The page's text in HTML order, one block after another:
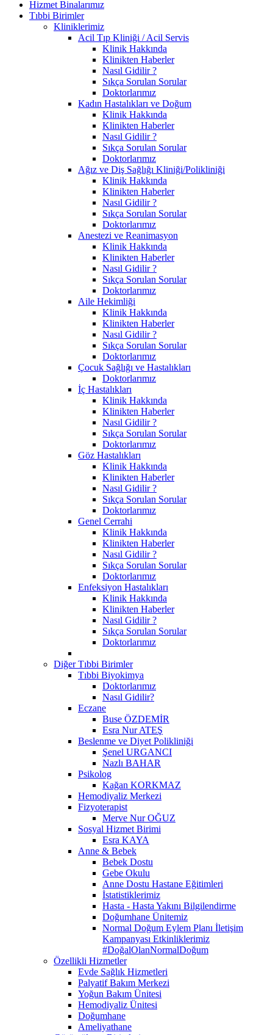
Hizmet Binalarımız
Tıbbi Birimler
Kliniklerimiz
Acil Tıp Kliniği / Acil Servis
Klinik Hakkında
Klinikten Haberler
Nasıl Gidilir ?
Sıkça Sorulan Sorular
Doktorlarımız
Kadın Hastalıkları ve Doğum
Klinik Hakkında
Klinikten Haberler
Nasıl Gidilir ?
Sıkça Sorulan Sorular
Doktorlarımız
Ağız ve Diş Sağlığı Kliniği/Polikliniği
Klinik Hakkında
Klinikten Haberler
Nasıl Gidilir ?
Sıkça Sorulan Sorular
Doktorlarımız
Anestezi ve Reanimasyon
Klinik Hakkında
Klinikten Haberler
Nasıl Gidilir ?
Sıkça Sorulan Sorular
Doktorlarımız
Aile Hekimliği
Klinik Hakkında
Klinikten Haberler
Nasıl Gidilir ?
Sıkça Sorulan Sorular
Doktorlarımız
Çocuk Sağlığı ve Hastalıkları
Doktorlarımız
İç Hastalıkları
Klinik Hakkında
Klinikten Haberler
Nasıl Gidilir ?
Sıkça Sorulan Sorular
Doktorlarımız
Göz Hastalıkları
Klinik Hakkında
Klinikten Haberler
Nasıl Gidilir ?
Sıkça Sorulan Sorular
Doktorlarımız
Genel Cerrahi
Klinik Hakkında
Klinikten Haberler
Nasıl Gidilir ?
Sıkça Sorulan Sorular
Doktorlarımız
Enfeksiyon Hastalıkları
Klinik Hakkında
Klinikten Haberler
Nasıl Gidilir ?
Sıkça Sorulan Sorular
Doktorlarımız
Diğer Tıbbi Birimler
Tıbbi Biyokimya
Doktorlarımız
Nasıl Gidilir?
Eczane
Buse ÖZDEMİR
Esra Nur ATEŞ
Beslenme ve Diyet Polikliniği
Şenel URGANCI
Nazlı BAHAR
Psikolog
Kağan KORKMAZ
Hemodiyaliz Merkezi
Fizyoterapist
Merve Nur OĞUZ
Sosyal Hizmet Birimi
Esra KAYA
Anne & Bebek
Bebek Dostu
Gebe Okulu
Anne Dostu Hastane Eğitimleri
İstatistiklerimiz
Hasta - Hasta Yakını Bilgilendirme
Doğumhane Ünitemiz
Normal Doğum Eylem Planı İletişim
Kampanyası Etkinliklerimiz
#DoğalOlanNormalDoğum
Özellikli Hizmetler
Evde Sağlık Hizmetleri
Palyatif Bakım Merkezi
Yoğun Bakım Ünitesi
Hemodiyaliz Ünitesi
Doğumhane
Ameliyathane